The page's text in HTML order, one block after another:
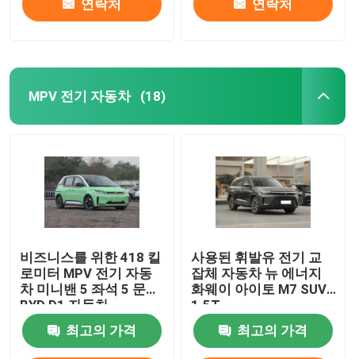
연락처 연락처
MPV 전기 자동차 (18)
비즈니스를 위한 418 킬
로미터 MPV 전기 자동
차 미니밴 5 좌석 5 문
BYD D1 자동차
최고의 가격
사용된 휘발유 전기 교
잡체 자동차 뉴 에너지
화웨이 아이토 M7 SUV
1.5T
최고의 가격